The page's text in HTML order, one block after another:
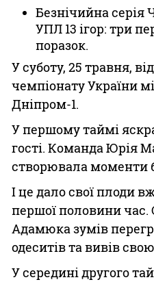
Безнічийна серія
УПЛ 13 ігор: три
поразок.
У суботу, 25 травня,
чемпіонату України
Дніпром-1.
У першому таймі
гості. Команда Юрія
створювала моменти
І це дало свої плоди
першої половини час.
Адамюка зумів
одеситів та вивів
У середині другого